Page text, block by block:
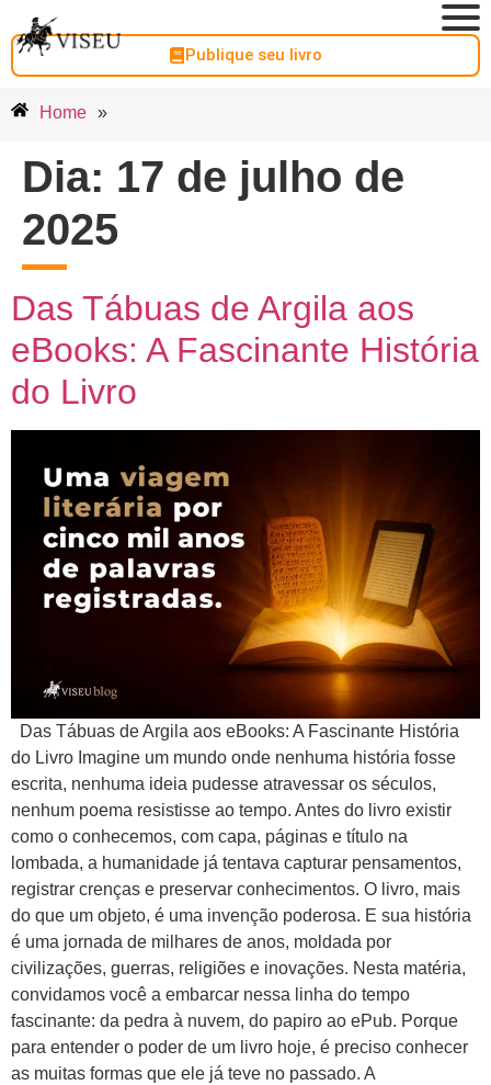
Publique seu livro
Home »
Dia: 17 de julho de
2025
Das Tábuas de Argila aos
eBooks: A Fascinante História
do Livro
Das Tábuas de Argila aos eBooks: A Fascinante História
do Livro Imagine um mundo onde nenhuma história fosse
escrita, nenhuma ideia pudesse atravessar os séculos,
nenhum poema resistisse ao tempo. Antes do livro existir
como o conhecemos, com capa, páginas e título na
lombada, a humanidade já tentava capturar pensamentos,
registrar crenças e preservar conhecimentos. O livro, mais
do que um objeto, é uma invenção poderosa. E sua história
é uma jornada de milhares de anos, moldada por
civilizações, guerras, religiões e inovações. Nesta matéria,
convidamos você a embarcar nessa linha do tempo
fascinante: da pedra à nuvem, do papiro ao ePub. Porque
para entender o poder de um livro hoje, é preciso conhecer
as muitas formas que ele já teve no passado. A